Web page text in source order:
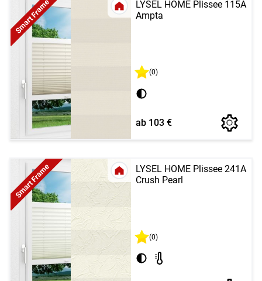
LYSEL HOME Plissee 115A
Ampta
Smart Frame
(0)
ab 103 €
LYSEL HOME Plissee 241A
Crush Pearl
Smart Frame
(0)